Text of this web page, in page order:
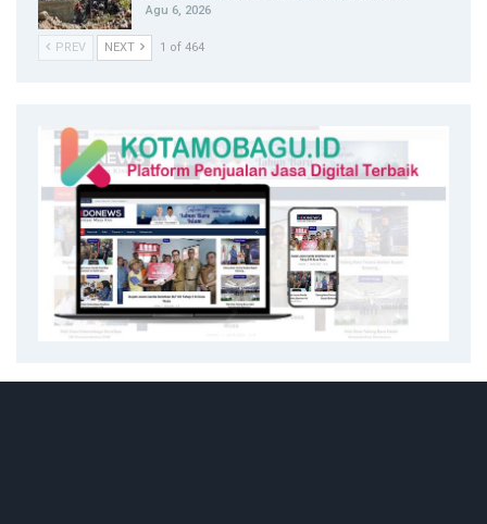
Agu 6, 2026
PREV NEXT 1 of 464